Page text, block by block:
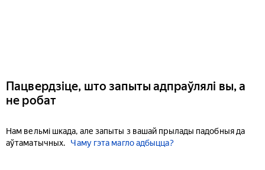
Пацвердзіце, што запыты адпраўлялі вы, а
не робат
Нам вельмі шкада, але запыты з вашай прылады падобныя да
аўтаматычных.
Чаму гэта магло адбыцца?